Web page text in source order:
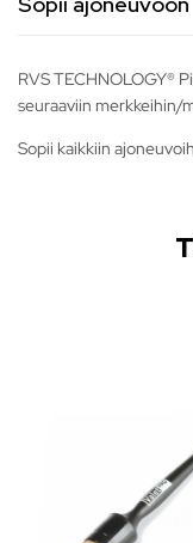
RVS TECHNOLOGY®
seuraaviin merkkeihin/
Sopii kaikkiin